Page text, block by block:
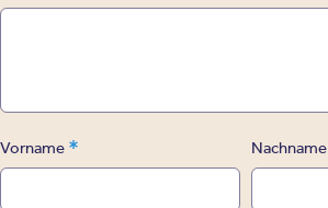
Vorname * Nachname